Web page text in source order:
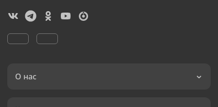
О нас